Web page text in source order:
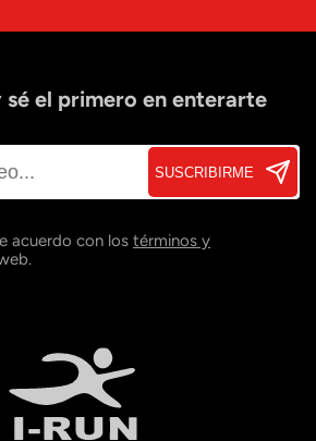
sé el primero en enterarte
SUSCRIBIRME
acuerdo con los términos y